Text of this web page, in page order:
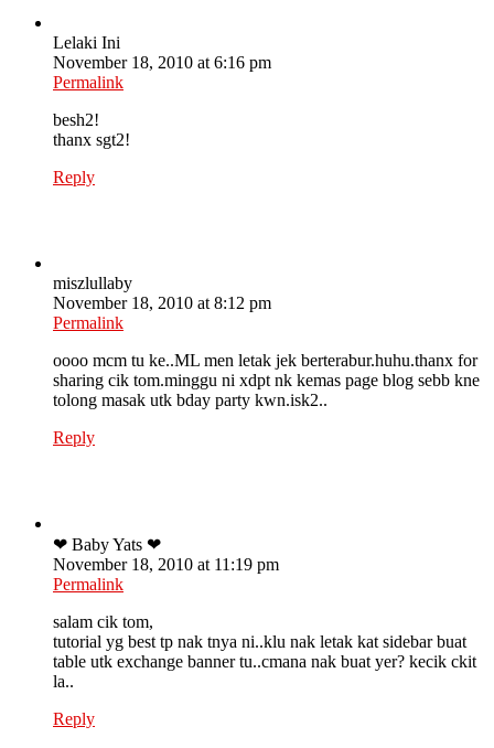
Lelaki Ini
November 18, 2010 at 6:16 pm
Permalink
besh2!
thanx sgt2!
Reply
miszlullaby
November 18, 2010 at 8:12 pm
Permalink
oooo mcm tu ke..ML men letak jek berterabur.huhu.thanx for
sharing cik tom.minggu ni xdpt nk kemas page blog sebb kne
tolong masak utk bday party kwn.isk2..
Reply
❤ Baby Yats ❤
November 18, 2010 at 11:19 pm
Permalink
salam cik tom,
tutorial yg best tp nak tnya ni..klu nak letak kat sidebar buat
table utk exchange banner tu..cmana nak buat yer? kecik ckit
la..
Reply